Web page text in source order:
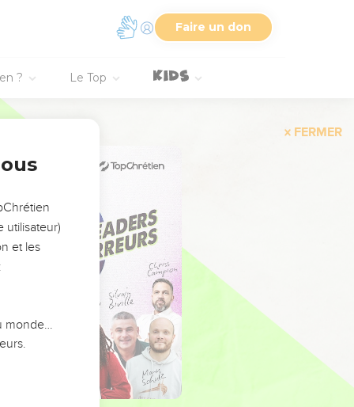
Faire un don
? Le Top
FERMER
utilisateur)
et les
monde…